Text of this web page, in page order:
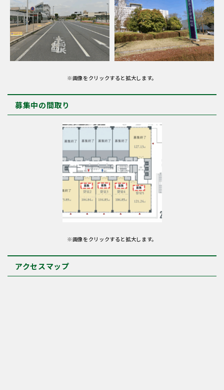
※画像をクリックすると拡大します。
募集中の間取り
※画像をクリックすると拡大します。
アクセスマップ